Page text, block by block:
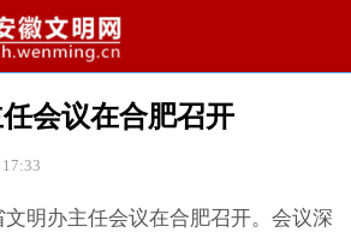
会议在合肥召开
明办主任会议在合肥召开。会议深